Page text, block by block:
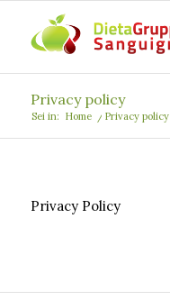
Privacy policy
Sei in: Home / Privacy policy
Privacy Policy